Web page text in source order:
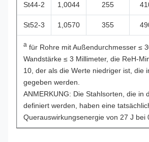
St44-2 1,0044 255
St52-3 1,0570 355
a für Rohre mit Außendurchmesser ≤
Wandstärke ≤ 3 Millimeter, die ReH-
10, der als die Werte niedriger ist, die
gegeben werden.
ANMERKUNG: Die Stahlsorten, die in
definiert werden, haben eine
Querauswirkungsenergie von 27 J bei